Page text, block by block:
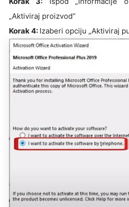
„Aktiviraj proizvod“
Korak 4: Izaberi opciju „Aktiviraj